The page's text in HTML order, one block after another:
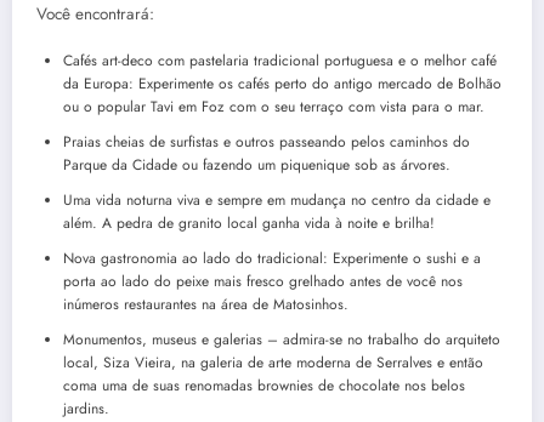
Você encontrará:
Cafés art-deco com pastelaria tradicional portuguesa e o melhor café
da Europa: Experimente os cafés perto do antigo mercado de Bolhão
ou o popular Tavi em Foz com o seu terraço com vista para o mar.
Praias cheias de surfistas e outros passeando pelos caminhos do
Parque da Cidade ou fazendo um piquenique sob as árvores.
Uma vida noturna viva e sempre em mudança no centro da cidade e
além. A pedra de granito local ganha vida à noite e brilha!
Nova gastronomia ao lado do tradicional: Experimente o sushi e a
porta ao lado do peixe mais fresco grelhado antes de você nos
inúmeros restaurantes na área de Matosinhos.
Monumentos, museus e galerias – admira-se no trabalho do arquiteto
local, Siza Vieira, na galeria de arte moderna de Serralves e então
coma uma de suas renomadas brownies de chocolate nos belos
jardins.